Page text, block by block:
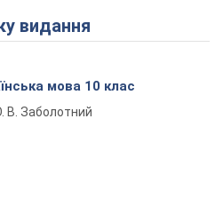
Play Video
видання
мова 10 клас
В. Заболотний